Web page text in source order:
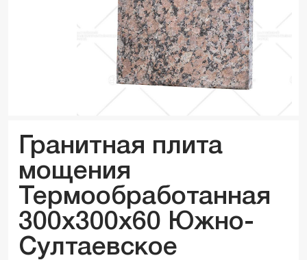
Гранитная плита
мощения
Термообработанная
300x300x60 Южно-
Султаевское